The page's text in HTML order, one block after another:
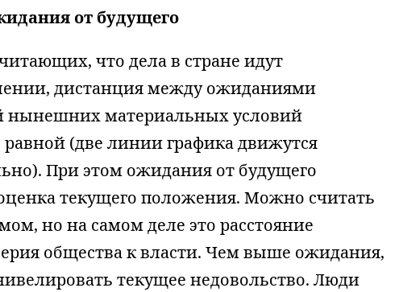
от будущего
что дела в стране идут
дистанция между ожиданиями
нынешних материальных условий
равной (две линии графика движутся
При этом ожидания от будущего
текущего положения. Можно считать
но на самом деле это расстояние
общества к власти. Чем выше ожидания,
текущее недовольство. Люди